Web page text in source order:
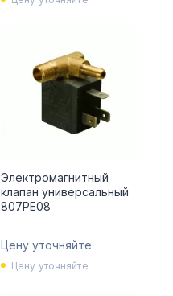
Электромагнитный
клапан универсальный
807PE08
Цену уточняйте
Цену уточняйте